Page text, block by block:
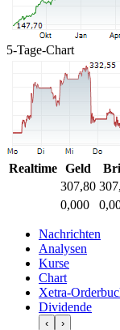
5-Tage-Chart
Realtime Geld
307,80
0,000
Nachrichten
Analysen
Kurse
Chart
Xetra-
Dividende
‹ ›